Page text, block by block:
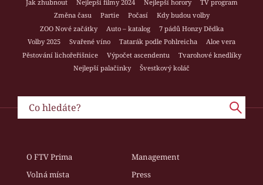
Jak zhubnout Nejlepší filmy 2024 Nejlepší horory
TV program
Změna času
Partie Počasí
Kdy budou volby
ZOO Nové začátky
Auto – katalog
7 pádů Honzy Dědka
Volby 2025
Svařené víno Tatarák podle Pohlreicha
Aloe vera
Pěstování lichořeřišnice
Výpočet ascendentu
Tvarohové knedlíky
Nejlepší palačinky
Švestkový koláč
O FTV Prima
Management
Volná místa
Press